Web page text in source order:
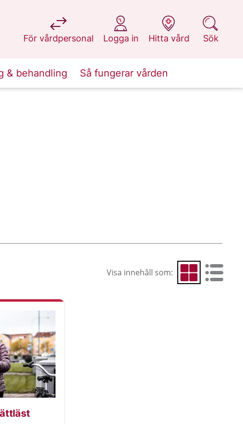
För vårdpersonal
på 1177.se
Logga in
på 1177.se
Hitta vård
på 1177.se
Sök
på 1177.se
& behandling Så fungerar vården
Visa innehåll som: Visa som rutnät
Visa som